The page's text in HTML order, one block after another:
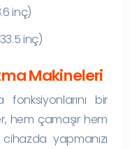
inç)
inç)
Makineleri
bir
hem çamaşır hem
yapmanızı